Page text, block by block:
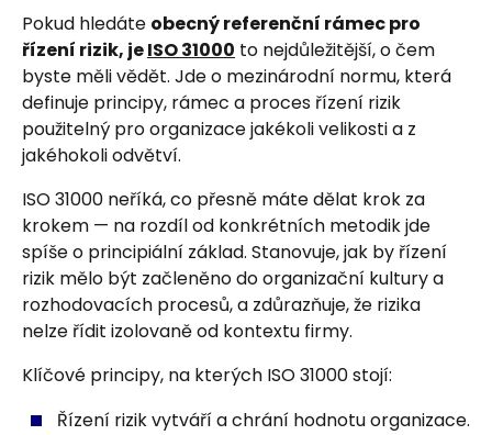
Pokud hledáte obecný referenční rámec pro
řízení rizik, jeISO 31000 to nejdůležitější, o čem
byste měli vědět. Jde o mezinárodní normu, která
definuje principy, rámec a proces řízení rizik
použitelný pro organizace jakékoli velikosti a z
jakéhokoli odvětví.
ISO 31000 neříká, co přesně máte dělat krok za
krokem — na rozdíl od konkrétních metodik jde
spíše o principiální základ. Stanovuje, jak by řízení
rizik mělo být začleněno do organizační kultury a
rozhodovacích procesů, a zdůrazňuje, že rizika
nelze řídit izolovaně od kontextu firmy.
Klíčové principy, na kterých ISO 31000 stojí:
Řízení rizik vytváří a chrání hodnotu organizace.